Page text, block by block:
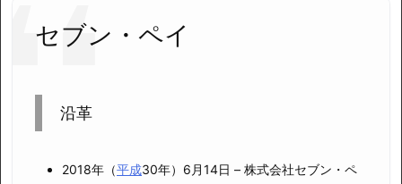
セブン・ペイ
沿革
2018年（平成30年）6月14日 – 株式会社セブン・ペ